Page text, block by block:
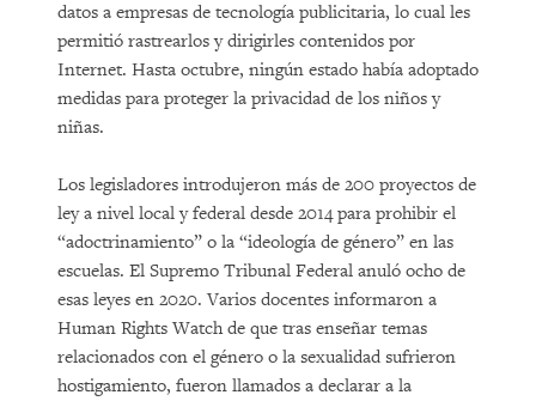
datos a empresas de tecnología publicitaria, lo cual les
permitió rastrearlos y dirigirles contenidos por
Internet. Hasta octubre, ningún estado había adoptado
medidas para proteger la privacidad de los niños y
niñas.
Los legisladores introdujeron más de 200 proyectos de
ley a nivel local y federal desde 2014 para prohibir el
“adoctrinamiento” o la “ideología de género” en las
escuelas. El Supremo Tribunal Federal anuló ocho de
esas leyes en 2020. Varios docentes informaron a
Human Rights Watch de que tras enseñar temas
relacionados con el género o la sexualidad sufrieron
hostigamiento, fueron llamados a declarar a la